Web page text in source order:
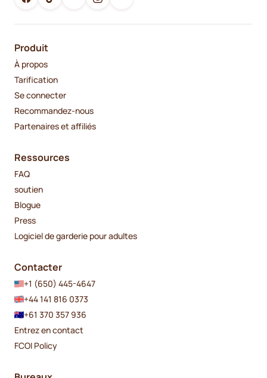
Produit
À propos
Tarification
Se connecter
Recommandez-nous
Partenaires et affiliés
Ressources
FAQ
soutien
Blogue
Press
Logiciel de garderie pour adultes
Contacter
+1 (650) 445-4647
+44 141 816 0373
+61 370 357 936
Entrez en contact
FCOI Policy